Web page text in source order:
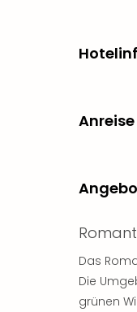
Das
Die
grünen